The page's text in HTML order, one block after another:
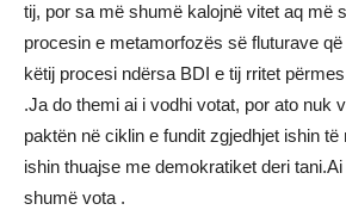
tij, por sa më shumë kalojnë vitet aq më
procesin e metamorfozës së fluturave
këtij procesi ndërsa BDI e tij rritet
.Ja do themi ai i vodhi votat, por ato nuk
paktën në ciklin e fundit zgjedhjet ishin të
ishin thuajse me demokratiket deri
shumë vota .